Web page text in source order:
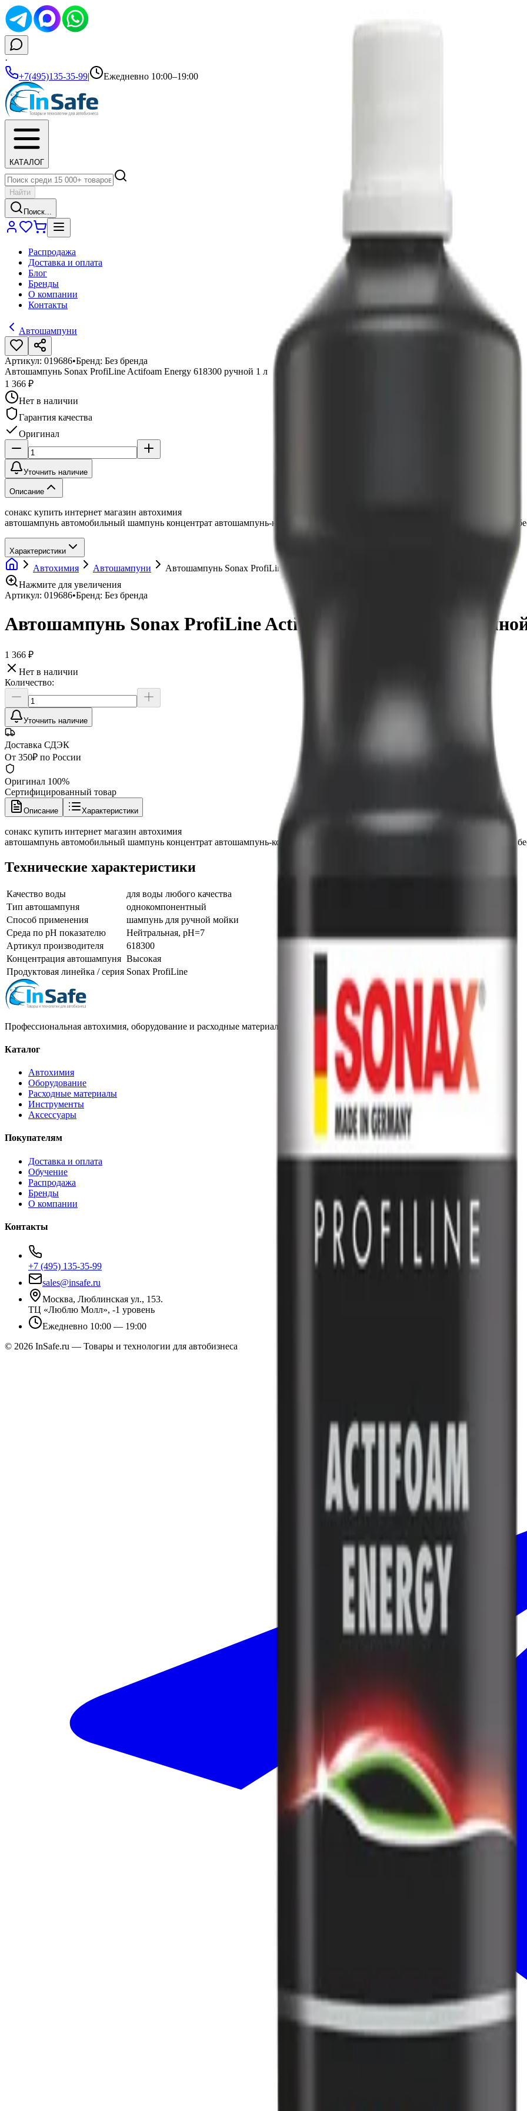
·
+7(495)135-35-99| Ежедневно 10:00–19:00
КАТАЛОГ
Найти
Поиск...
Распродажа
Доставка и оплата
Блог
Бренды
О компании
Контакты
Автошампуни
Артикул: 019686•Бренд: Без бренда
Автошампунь Sonax ProfiLine Actifoam Energy 618300 ручной 1 л
1 366 ₽
Нет в наличии
Гарантия качества
Оригинал
Уточнить наличие
Описание
сонакс купить интернет магазин автохимия
автошампунь автомобильный шампунь концентрат автошампунь-концентрат пена мойка концентрированный бесконтактный
Характеристики
Автохимия Автошампуни
Автошампунь Sonax ProfiLine Actifoam Energy 618300 ручной 1 л
Нажмите для увеличения
Артикул: 019686•Бренд: Без бренда
Автошампунь Sonax ProfiLine Actifoam Energy 618300
1 366 ₽
Нет в наличии
Количество:
Уточнить наличие
Доставка СДЭК
От 350₽ по России
Оригинал 100%
Сертифицированный товар
Описание Характеристики
сонакс купить интернет магазин автохимия
автошампунь автомобильный шампунь концентрат автошампунь-концентрат пена мойка концентрированный бесконтактный
Технические характеристики
Качество воды
для воды любого качества
Тип автошампуня
однокомпонентный
Способ применения
шампунь для ручной мойки
Среда по pH показателю
Нейтральная, pH=7
Артикул производителя
618300
Концентрация автошампуня Высокая
Продуктовая линейка / серия Sonax ProfiLine
Профессиональная автохимия, оборудование и расходные материалы для детейлинга.
Каталог
Автохимия
Оборудование
Расходные материалы
Инструменты
Аксессуары
Покупателям
Доставка и оплата
Обучение
Распродажа
Бренды
О компании
Контакты
+7 (495) 135-35-99
sales@insafe.ru
Москва, Люблинская ул., 153.
ТЦ «Люблю Молл», -1 уровень
Ежедневно 10:00 — 19:00
© 2026 InSafe.ru — Товары и технологии для автобизнеса